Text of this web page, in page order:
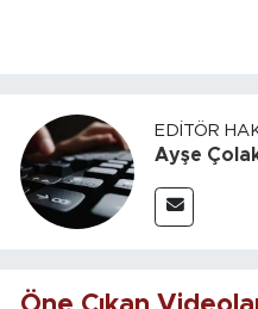
EDITÖR
Ayşe